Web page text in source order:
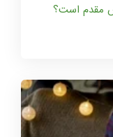
مقدم است؟